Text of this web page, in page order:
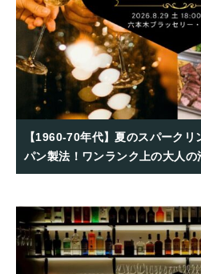
【1960-70年代】夏のスパーク
パン製法！ワンランク上の大人の